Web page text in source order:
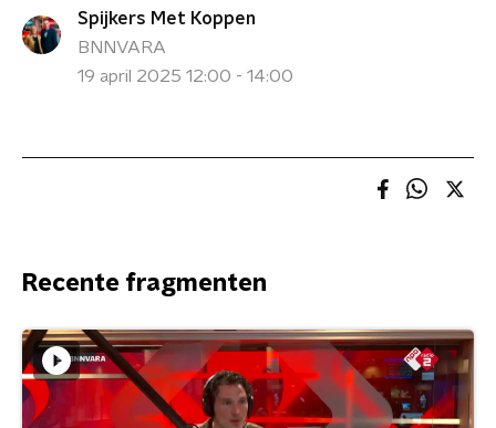
Spijkers Met Koppen
BNNVARA
19 april 2025 12:00 - 14:00
Recente fragmenten